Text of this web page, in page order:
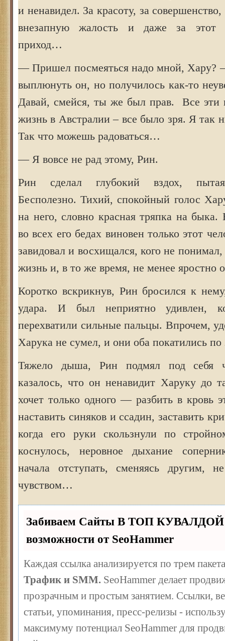
и ненавидел. За красоту, за
внезапную жалость и даже за этот
приход…
— Пришел посмеяться надо мной, Хару?
выплюнуть он, но получилось как-то
Давай, смейся, ты же был прав. Все эти
жизнь в Австралии – все было зря. Я так
Так что можешь радоваться…
— Я вовсе не рад этому, Рин.
Рин сделал глубокий вздох,
Бесполезно. Тихий, спокойный голос
на него, словно красная тряпка на быка.
во всех его бедах виновен только этот
завидовал и восхищался, кого не
жизнь и, в то же время, не менее яростно
Коротко вскрикнув, Рин бросился к
удара. И был неприятно удивлен,
перехватили сильные пальцы. Впрочем,
Харука не сумел, и они оба покатились по
Тяжело дыша, Рин подмял под себя
казалось, что он ненавидит Харуку до
хочет только одного — разбить в кровь
наставить синяков и ссадин, заставить
когда его руки скользнули по
коснулось, неровное дыхание
начала отступать, сменяясь другим,
чувством…
Забиваем Сайты В ТОП КУВАЛДОЙ
возможности от SeoHammer
Каждая ссылка анализируется по трем
Трафик и SMM. SeoHammer делает
прозрачным и простым занятием. Ссылки,
статьи, упоминания, пресс-релизы -
максимуму потенциал SeoHammer для